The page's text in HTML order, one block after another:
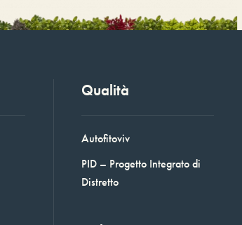
Qualità
Autofitoviv
PID – Progetto Integrato di
Distretto